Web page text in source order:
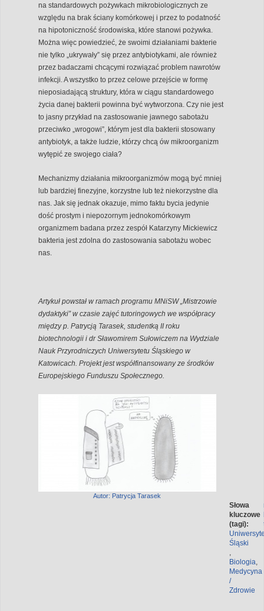
na standardowych pożywkach mikrobiologicznych ze
względu na brak ściany komórkowej i przez to podatność
na hipotoniczność środowiska, które stanowi pożywka.
Można więc powiedzieć, że swoimi działaniami bakterie
nie tylko „ukrywały” się przez antybiotykami, ale również
przez badaczami chcącymi rozwiązać problem nawrotów
infekcji. A wszystko to przez celowe przejście w formę
nieposiadającą struktury, która w ciągu standardowego
życia danej bakterii powinna być wytworzona. Czy nie jest
to jasny przykład na zastosowanie jawnego sabotażu
przeciwko „wrogowi”, którym jest dla bakterii stosowany
antybiotyk, a także ludzie, którzy chcą ów mikroorganizm
wytępić ze swojego ciała?
Mechanizmy działania mikroorganizmów mogą być mniej
lub bardziej finezyjne, korzystne lub też niekorzystne dla
nas. Jak się jednak okazuje, mimo faktu bycia jedynie
dość prostym i niepozornym jednokomórkowym
organizmem badana przez zespół Katarzyny Mickiewicz
bakteria jest zdolna do zastosowania sabotażu wobec
nas.
Artykuł powstał w ramach programu MNiSW „Mistrzowie
dydaktyki” w czasie zajęć tutoringowych we współpracy
między p. Patrycją Tarasek, studentką II roku
biotechnologii i dr Sławomirem Sułowiczem na Wydziale
Nauk Przyrodniczych Uniwersytetu Śląskiego w
Katowicach. Projekt jest współfinansowany ze środków
Europejskiego Funduszu Społecznego.
Autor: Patrycja Tarasek
Słowa
kluczowe
(tagi):
Śląski
,
Biologia,
Medycyna
/
Zdrowie